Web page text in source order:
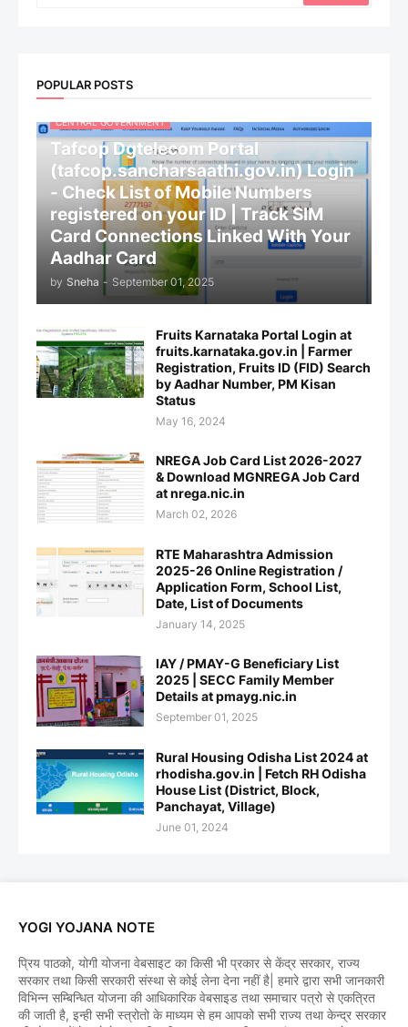
POPULAR POSTS
CENTRAL GOVERNMENT
Tafcop Dgtelecom Portal
(tafcop.sancharsaathi.gov.in) Login
- Check List of Mobile Numbers
registered on your ID | Track SIM
Card Connections Linked With Your
Aadhar Card
by Sneha - September 01, 2025
Fruits Karnataka Portal Login at
fruits.karnataka.gov.in | Farmer
Registration, Fruits ID (FID) Search
by Aadhar Number, PM Kisan
Status
May 16, 2024
NREGA Job Card List 2026-2027
& Download MGNREGA Job Card
at nrega.nic.in
March 02, 2026
RTE Maharashtra Admission
2025-26 Online Registration /
Application Form, School List,
Date, List of Documents
January 14, 2025
IAY / PMAY-G Beneficiary List
2025 | SECC Family Member
Details at pmayg.nic.in
September 01, 2025
Rural Housing Odisha List 2024 at
rhodisha.gov.in | Fetch RH Odisha
House List (District, Block,
Panchayat, Village)
June 01, 2024
YOGI YOJANA NOTE
प्रिय पाठको, योगी योजना वेबसाइट का किसी भी प्रकार से केंद्र सरकार, राज्य
सरकार तथा किसी सरकारी संस्था से कोई लेना देना नहीं है| हमारे द्वारा सभी जानकारी
विभिन्न सम्बिन्धित योजना की आधिकारिक वेबसाइड तथा समाचार पत्रो से एकत्रित
की जाती है, इन्ही सभी स्त्रोतो के माध्यम से हम आपको सभी राज्य तथा केन्द्र सरकार